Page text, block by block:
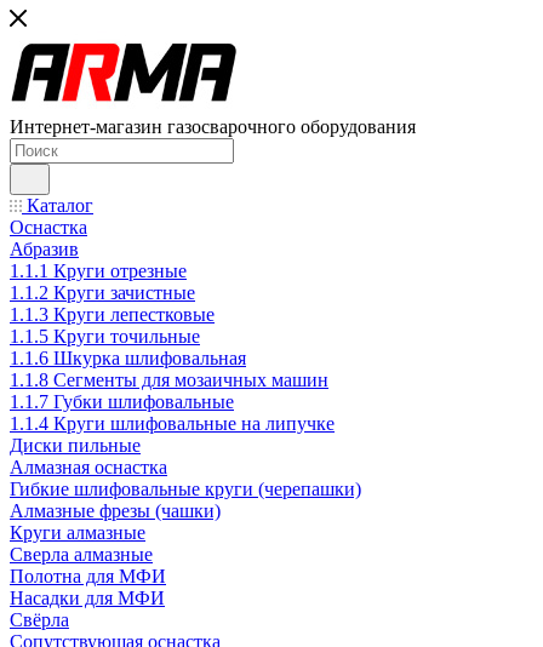
Интернет-магазин газосварочного оборудования
Каталог
Оснастка
Абразив
1.1.1 Круги отрезные
1.1.2 Круги зачистные
1.1.3 Круги лепестковые
1.1.5 Круги точильные
1.1.6 Шкурка шлифовальная
1.1.8 Сегменты для мозаичных машин
1.1.7 Губки шлифовальные
1.1.4 Круги шлифовальные на липучке
Диски пильные
Алмазная оснастка
Гибкие шлифовальные круги (черепашки)
Алмазные фрезы (чашки)
Круги алмазные
Сверла алмазные
Полотна для МФИ
Насадки для МФИ
Свёрла
Сопутствующая оснастка